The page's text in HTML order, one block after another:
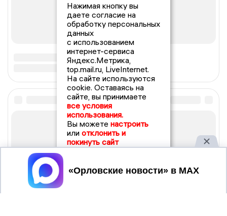
Нажимая кнопку вы
даете согласие на
обработку персональных
данных
с использованием
интернет-сервиса
Яндекс.Метрика,
top.mail.ru, LiveInternet.
На сайте используются
cookie. Оставаясь на
сайте, вы принимаете
все условия
использования.
Вы можете настроить
или отклонить и
покинуть сайт
Принять